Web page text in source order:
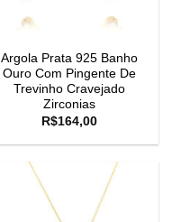
Argola Prata 925 Banho
Ouro Com Pingente De
Trevinho Cravejado
Zirconias
R$164,00